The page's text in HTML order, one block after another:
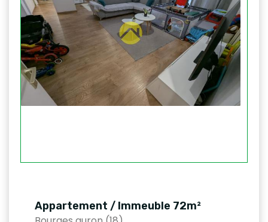
Appartement / Immeuble 72m²